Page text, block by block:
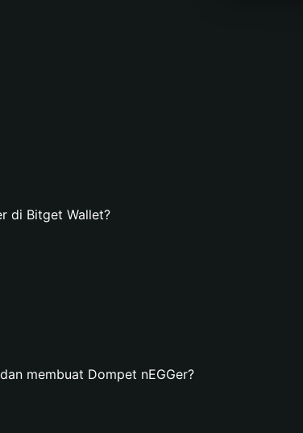
di Bitget Wallet?
membuat Dompet nEGGer?